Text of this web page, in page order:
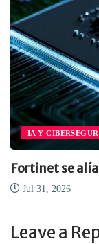
IA Y
Fortinet se
Jul 31, 2026
Leave a